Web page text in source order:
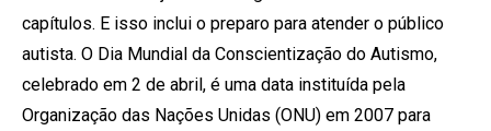
capítulos. E isso inclui o preparo para atender o público
autista. O Dia Mundial da Conscientização do Autismo,
celebrado em 2 de abril, é uma data instituída pela
Organização das Nações Unidas (ONU) em 2007 para